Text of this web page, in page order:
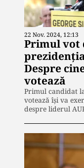
22 Nov. 2024, 12:13
Primul vot
Despre
votează
Primul candidat
votează își va
despre liderul